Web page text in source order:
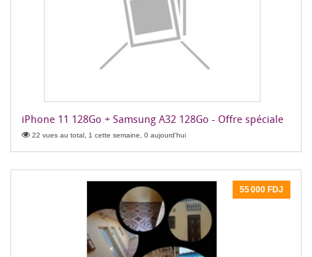
iPhone 11 128Go + Samsung A32 128Go - Offre spéciale
22 vues au total, 1 cette semaine, 0 aujourd'hui
55 000 FDJ